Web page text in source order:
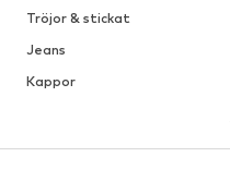
Tröjor & stickat
Jeans
Kappor